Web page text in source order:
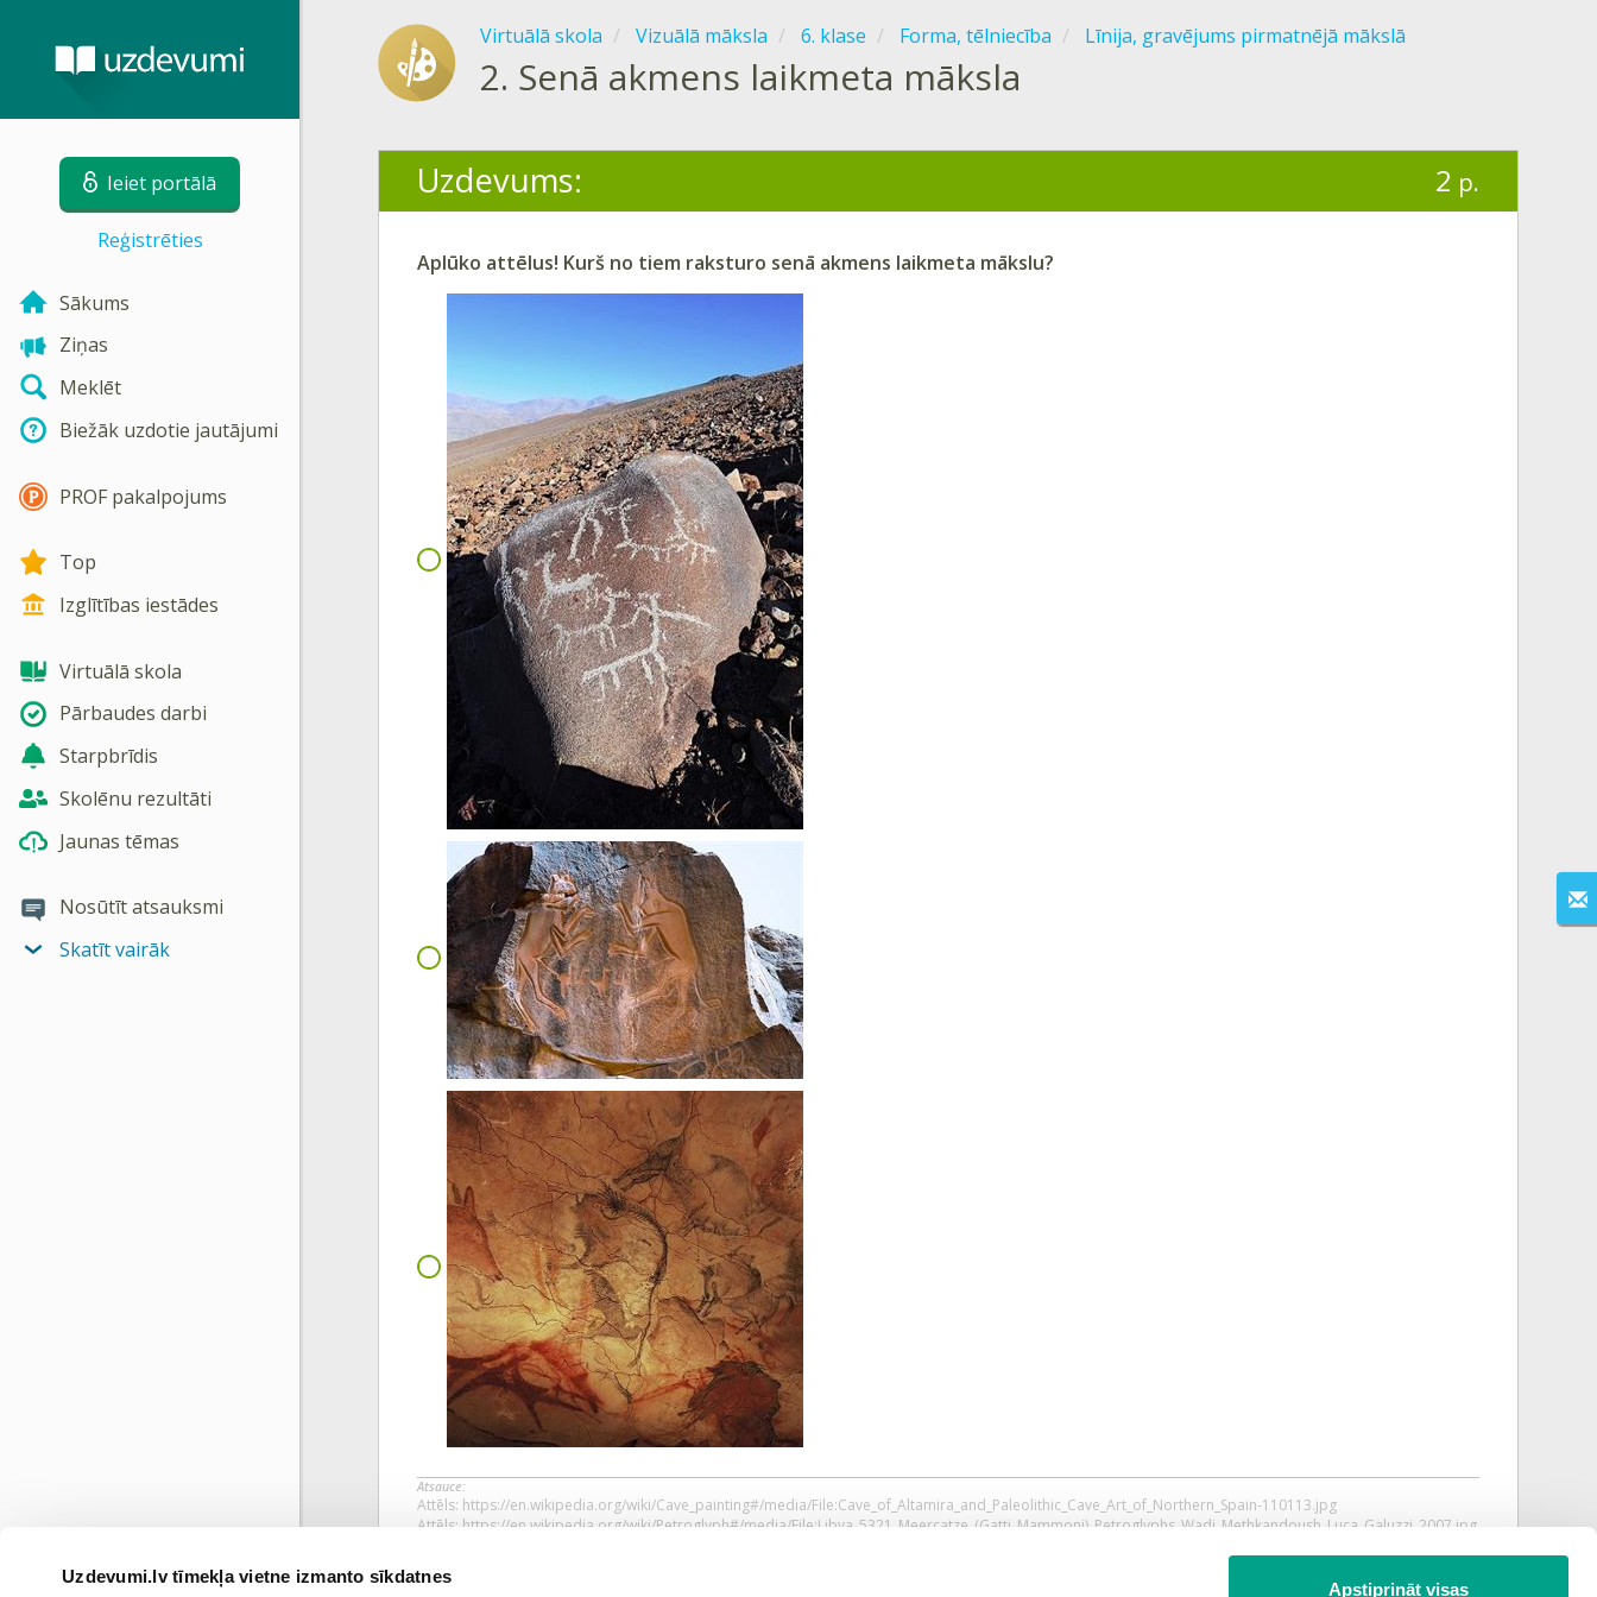
Uzdevumi.lv tīmekļa vietne izmanto sīkdatnes
Apstiprināt visas
Ieiet portālā
Reģistrēties
Sākums
Ziņas
Meklēt
Biežāk uzdotie jautājumi
PROF pakalpojums
Top
Izglītības iestādes
Virtuālā skola
Pārbaudes darbi
Starpbrīdis
Skolēnu rezultāti
Jaunas tēmas
Nosūtīt atsauksmi
Skatīt vairāk
Virtuālā skola Vizuālā māksla 6. klase Forma, tēlniecība Līnija, gravējums pirmatnējā mākslā
2. Senā akmens laikmeta māksla
Uzdevums: 2 p.
Aplūko attēlus! Kurš no tiem raksturo senā akmens laikmeta mākslu?
Atsauce:
Attēls: https://en.wikipedia.org/wiki/Cave_painting#/media/File:Cave_of_Altamira_and_Paleolithic_Cave_Art_of_Northern_Spain-110113.jpg
Attēls: https://en.wikipedia.org/wiki/Petroglyph#/media/File:Libya_5321_Meercatze_(Gatti_Mammoni)_Petroglyphs_Wadi_Methkandoush_Luca_Galuzzi_2007.jpg